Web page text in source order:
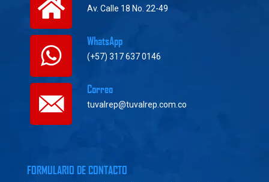
Av. Calle 18 No. 22-49
WhatsApp
(+57) 317 637 0146
Correo
tuvalrep@tuvalrep.com.co
FORMULARIO DE CONTACTO